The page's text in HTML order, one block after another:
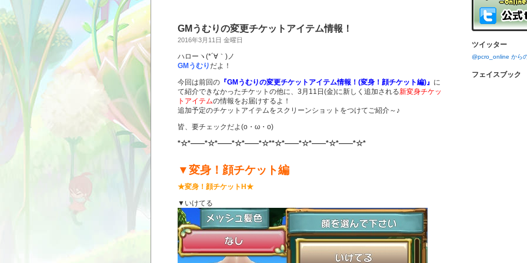
GMうむりの変更チケットアイテム情報！
2016年3月11日 金曜日
ハローヽ(*´∀｀)ノ
GMうむりだよ！
今回は前回の 『GMうむりの変更チケットアイテム情報！(変身！顔チケット編)』 に
て紹介できなかったチケットの他に、3月11日(金)に新しく追加される新変身チケッ
トアイテムの情報をお届けするよ！
追加予定のチケットアイテムをスクリーンショットをつけてご紹介～♪
皆、要チェックだよ(o・ω・o)
*☆*――*☆*――*☆*――*☆**☆*――*☆*――*☆*――*☆*
▼変身！顔チケット編
★変身！顔チケットH★
▼いけてる
ツイッター
@pcro_online から
フェイスブック